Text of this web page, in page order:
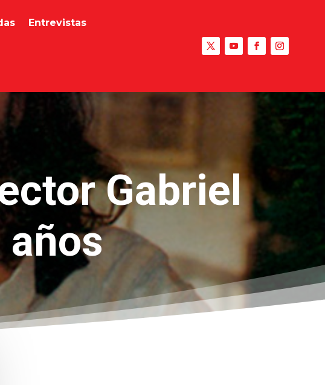
Entrevistas
Gabriel
años